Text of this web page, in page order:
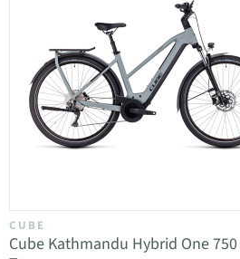
CUBE
Cube Kathmandu Hybrid One 750